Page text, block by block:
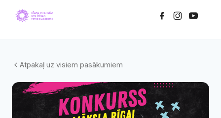
Atpakaļ uz visiem pasākumiem